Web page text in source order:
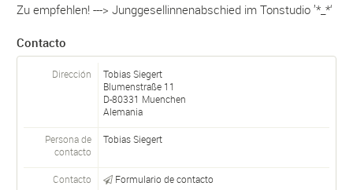
Zu empfehlen! ---> Junggesellinnenabschied im Tonstudio ’*_*‘
Contacto
Dirección
Tobias Siegert
Blumenstraße 11
D-80331 Muenchen
Alemania
Persona de
contacto
TobiasSiegert
Contacto Formulario de contacto